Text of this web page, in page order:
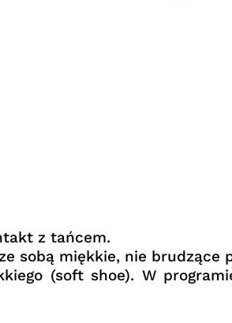
z tańcem.
sobą miękkie, nie brudzące
(soft shoe). W